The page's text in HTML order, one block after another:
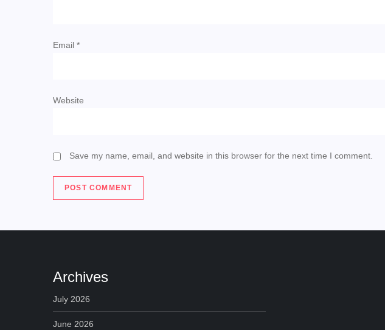
Email *
Website
Save my name, email, and website in this browser for the next time I comment.
Archives
July 2026
June 2026